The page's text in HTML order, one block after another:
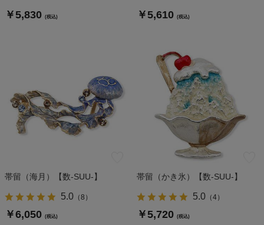
￥5,830 (税込) ￥5,610 (税込)
帯留（海月）【数-SUU-】
5.0（8 ）
￥6,050 (税込)
帯留（かき氷）【数-SUU-】
5.0（4）
￥5,720 (税込)